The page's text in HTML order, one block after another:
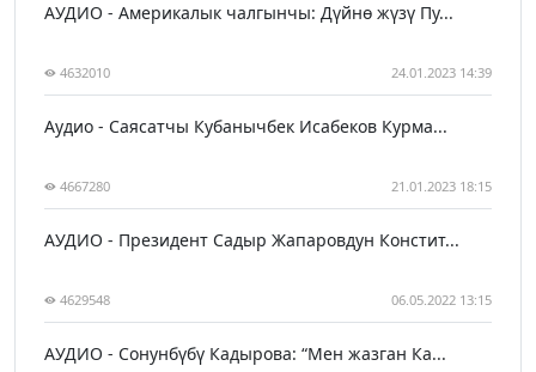
АУДИО - Америкалык чалгынчы: Дүйнө жүзү Пу...
4632010 24.01.2023 14:39
Аудио - Саясатчы Кубанычбек Исабеков Курма...
4667280 21.01.2023 18:15
АУДИО - Президент Садыр Жапаровдун Констит...
4629548 06.05.2022 13:15
АУДИО - Сонунбүбү Кадырова: “Мен жазган Ка...